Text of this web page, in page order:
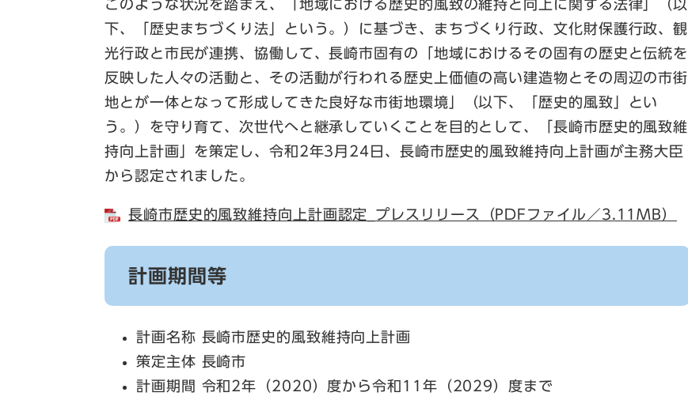
このような状況を踏まえ、「地域における歴史的風致の維持と向上に関する法律」（以
下、「歴史まちづくり法」という。）に基づき、まちづくり行政、文化財保護行政、観
光行政と市民が連携、協働して、長崎市固有の「地域におけるその固有の歴史と伝統を
反映した人々の活動と、その活動が行われる歴史上価値の高い建造物とその周辺の市街
地とが一体となって形成してきた良好な市街地環境」（以下、「歴史的風致」とい
う。）を守り育て、次世代へと継承していくことを目的として、「長崎市歴史的風致維
持向上計画」を策定し、令和2年3月24日、長崎市歴史的風致維持向上計画が主務大臣
から認定されました。
長崎市歴史的風致維持向上計画認定_プレスリリース（PDFファイル／3.11MB）
計画期間等
計画名称 長崎市歴史的風致維持向上計画
策定主体 長崎市
計画期間 令和2年（2020）度から令和11年（2029）度まで